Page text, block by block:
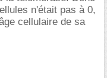
n'était pas à 0,
cellulaire de sa